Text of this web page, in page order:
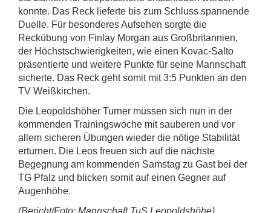
konnte. Das Reck lieferte bis zum Schluss spannende
Duelle. Für besonderes Aufsehen sorgte die
Reckübung von Finlay Morgan aus Großbritannien,
der Höchstschwierigkeiten, wie einen Kovac-Salto
präsentierte und weitere Punkte für seine Mannschaft
sicherte. Das Reck geht somit mit 3:5 Punkten an den
TV Weißkirchen.
Die Leopoldshöher Turner müssen sich nun in der
kommenden Trainingswoche mit sauberen und vor
allem sicheren Übungen wieder die nötige Stabilität
erturnen. Die Leos freuen sich auf die nächste
Begegnung am kommenden Samstag zu Gast bei der
TG Pfalz und blicken somit auf einen Gegner auf
Augenhöhe.
(Bericht/Foto: Mannschaft TuS Leopoldshöhe)